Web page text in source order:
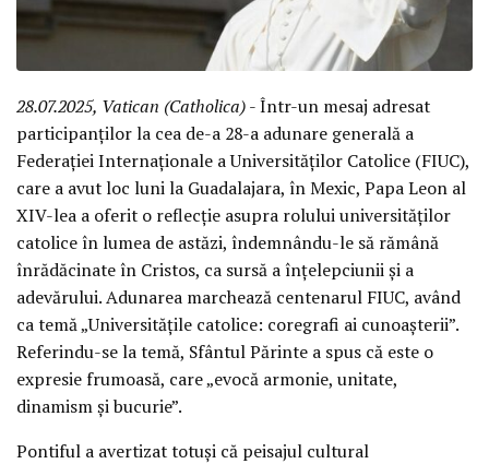
28.07.2025, Vatican (Catholica)- Într-un mesaj adresat
participanților la cea de-a 28-a adunare generală a
Federației Internaționale a Universităților Catolice (FIUC),
care a avut loc luni la Guadalajara, în Mexic, Papa Leon al
XIV-lea a oferit o reflecție asupra rolului universităților
catolice în lumea de astăzi, îndemnându-le să rămână
înrădăcinate în Cristos, ca sursă a înțelepciunii și a
adevărului. Adunarea marchează centenarul FIUC, având
ca temă „Universitățile catolice: coregrafi ai cunoașterii”.
Referindu-se la temă, Sfântul Părinte a spus că este o
expresie frumoasă, care „evocă armonie, unitate,
dinamism și bucurie”.
Pontiful a avertizat totuși că peisajul cultural